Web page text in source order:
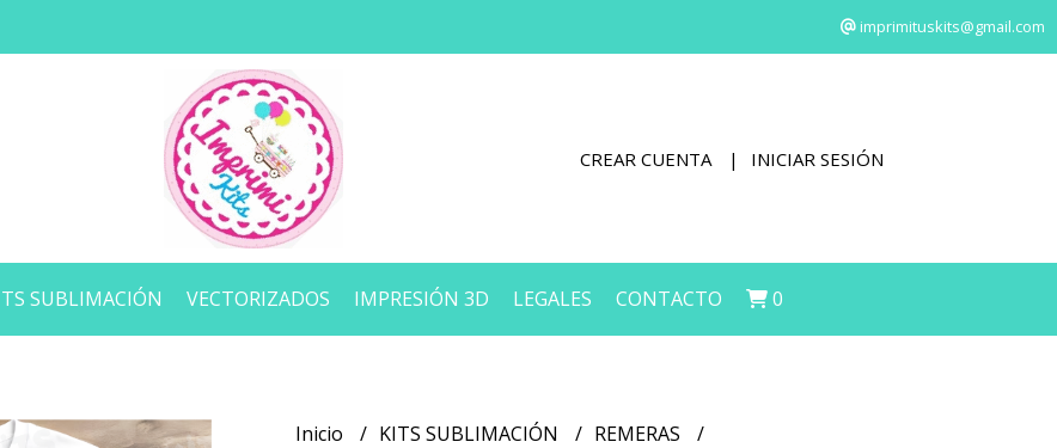
imprimituskits@gmail.com
CREAR CUENTA INICIAR SESIÓN
SUBLIMACIÓN VECTORIZADOS IMPRESIÓN 3D LEGALES CONTACTO 0
Inicio KITS SUBLIMACIÓN
REMERAS